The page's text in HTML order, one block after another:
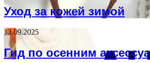
Уход за кожей зимой
13.09.2025
Гид по осенним